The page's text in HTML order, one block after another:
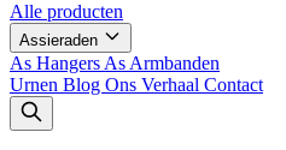
Alle producten
Assieraden
As Hangers As Armbanden
Urnen Blog Ons Verhaal Contact